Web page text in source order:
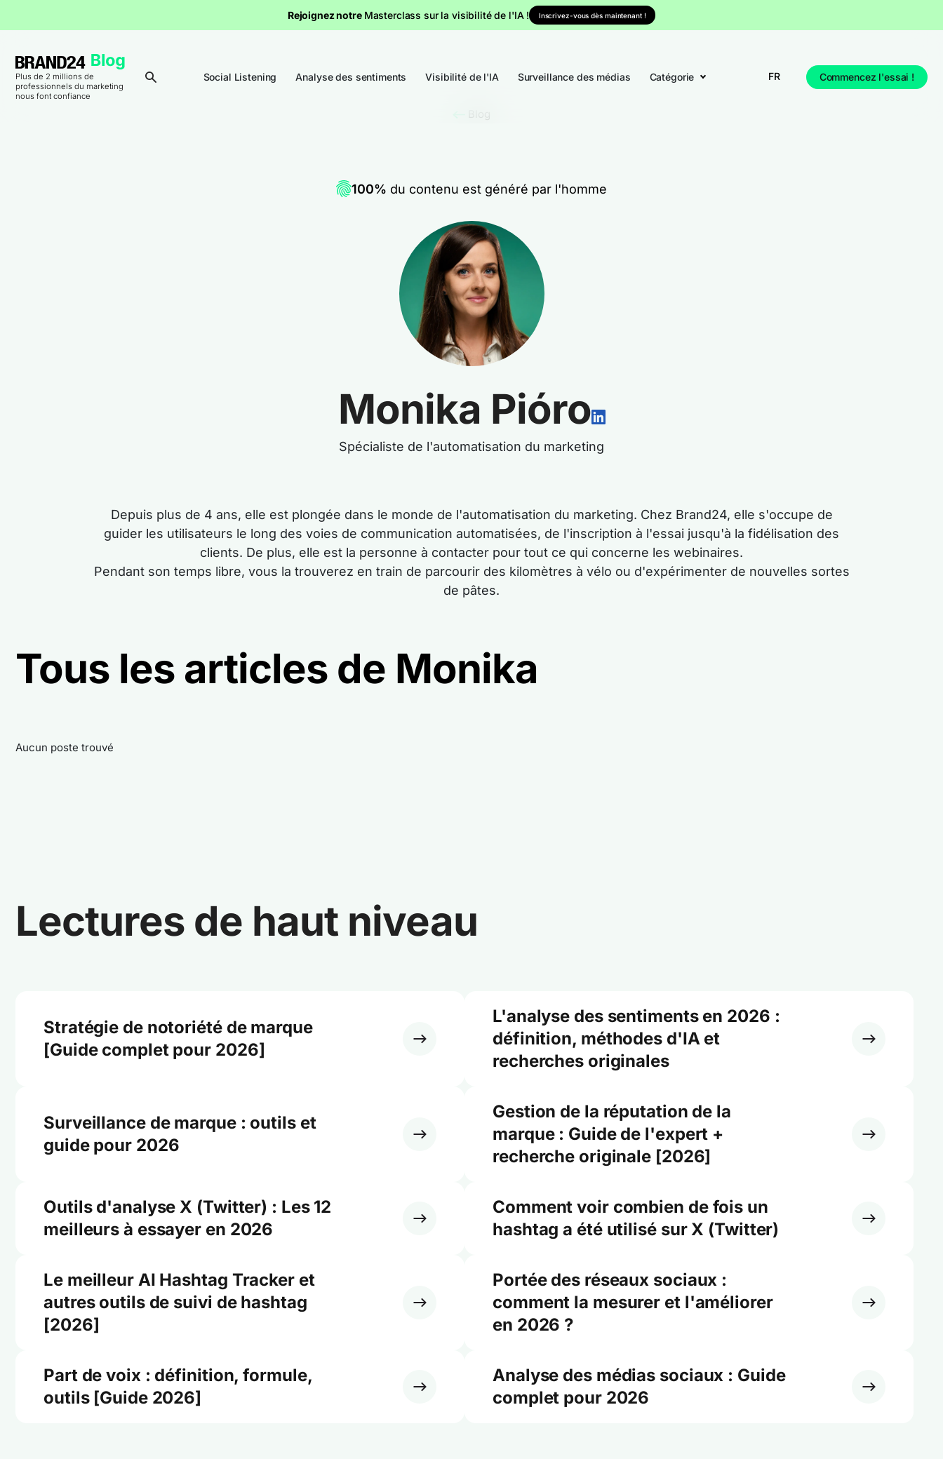
Rejoignez notre Masterclass sur la visibilité de l'IA ! Inscrivez-vous dès maintenant !
Plus de 2 millions de
professionnels du marketing
nous font confiance
Social Listening Analyse des sentiments Visibilité de l'IA Surveillance des médias Catégorie FR Commencez l'essai !
100% du contenu est généré par l'homme
Monika Pióro
Spécialiste de l'automatisation du marketing
Depuis plus de 4 ans, elle est plongée dans le monde de l'automatisation du marketing. Chez Brand24, elle s'occupe de
guider les utilisateurs le long des voies de communication automatisées, de l'inscription à l'essai jusqu'à la fidélisation des
clients. De plus, elle est la personne à contacter pour tout ce qui concerne les webinaires.
Pendant son temps libre, vous la trouverez en train de parcourir des kilomètres à vélo ou d'expérimenter de nouvelles sortes
de pâtes.
Tous les articles de Monika
Aucun poste trouvé
Lectures de haut niveau
Stratégie de notoriété de marque
[Guide complet pour 2026]
L'analyse des sentiments en 2026 :
définition, méthodes d'IA et
recherches originales
Surveillance de marque : outils et
guide pour 2026
Gestion de la réputation de la
marque : Guide de l'expert +
recherche originale [2026]
Outils d'analyse X (Twitter) : Les 12
meilleurs à essayer en 2026
Comment voir combien de fois un
hashtag a été utilisé sur X (Twitter)
Le meilleur AI Hashtag Tracker et
autres outils de suivi de hashtag
[2026]
Portée des réseaux sociaux :
comment la mesurer et l'améliorer
en 2026 ?
Part de voix : définition, formule,
outils [Guide 2026]
Analyse des médias sociaux : Guide
complet pour 2026